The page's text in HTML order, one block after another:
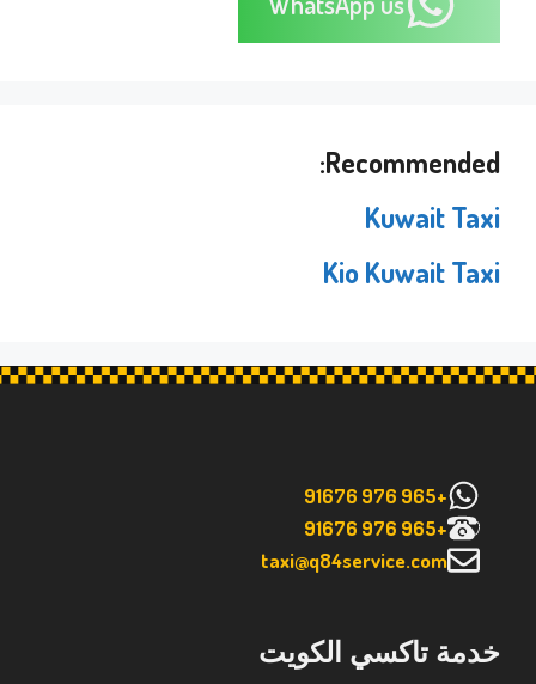
Recommended:
Kuwait Taxi
Kio Kuwait Taxi
+965 976 91676
+965 976 91676
taxi@q84service.com
خدمة تاكسي الكويت